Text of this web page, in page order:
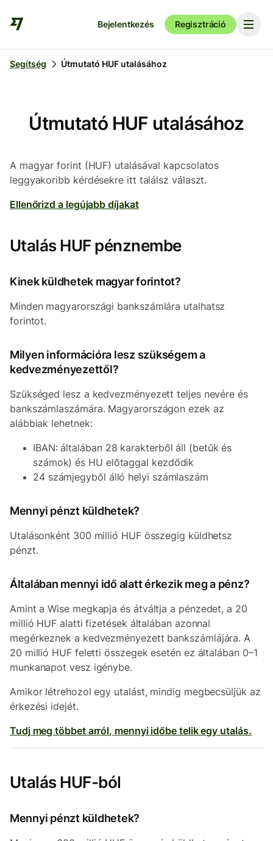
Bejelentkezés Regisztráció
Segítség Útmutató HUF utalásához
Útmutató HUF utalásához
A magyar forint (HUF) utalásával kapcsolatos
leggyakoribb kérdésekre itt találsz választ.
Ellenőrizd a legújabb díjakat
Utalás HUF pénznembe
Kinek küldhetek magyar forintot?
Minden magyarországi bankszámlára utalhatsz
forintot.
Milyen információra lesz szükségem a
kedvezményezettől?
Szükséged lesz a kedvezményezett teljes nevére és
bankszámlaszámára. Magyarországon ezek az
alábbiak lehetnek:
IBAN: általában 28 karakterből áll (betűk és
számok) és HU előtaggal kezdődik
24 számjegyből álló helyi számlaszám
Mennyi pénzt küldhetek?
Utalásonként 300 millió HUF összegig küldhetsz
pénzt.
Általában mennyi idő alatt érkezik meg a pénz?
Amint a Wise megkapja és átváltja a pénzedet, a 20
millió HUF alatti fizetések általában azonnal
megérkeznek a kedvezményezett bankszámlájára. A
20 millió HUF feletti összegek esetén ez általában 0–1
munkanapot vesz igénybe.
Amikor létrehozol egy utalást, mindig megbecsüljük az
érkezési idejét.
Tudj meg többet arról, mennyi időbe telik egy utalás.
Utalás HUF-ból
Mennyi pénzt küldhetek?